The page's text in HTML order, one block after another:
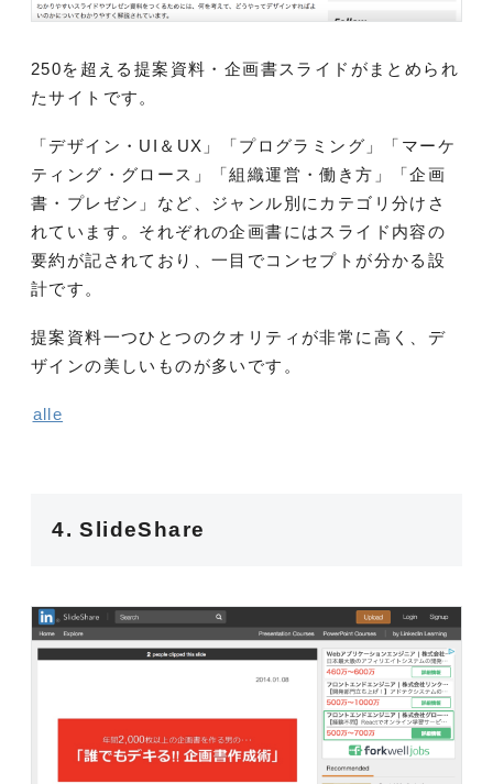
250を超える提案資料・企画書スライドがまとめられ
たサイトです。
「デザイン・UI＆UX」「プログラミング」「マーケ
ティング・グロース」「組織運営・働き方」「企画
書・プレゼン」など、ジャンル別にカテゴリ分けさ
れています。それぞれの企画書にはスライド内容の
要約が記されており、一目でコンセプトが分かる設
計です。
提案資料一つひとつのクオリティが非常に高く、デ
ザインの美しいものが多いです。
alle
4. SlideShare